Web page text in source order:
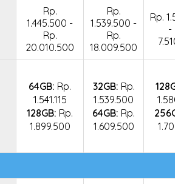
Rp.
1.445.500 -
Rp.
20.010.500
Rp.
1.539.500 -
Rp.
18.009.500
Rp.
-
64GB: Rp.
1.541.115
128GB: Rp.
1.899.500
32GB: Rp.
1.539.500
64GB: Rp.
1.609.500